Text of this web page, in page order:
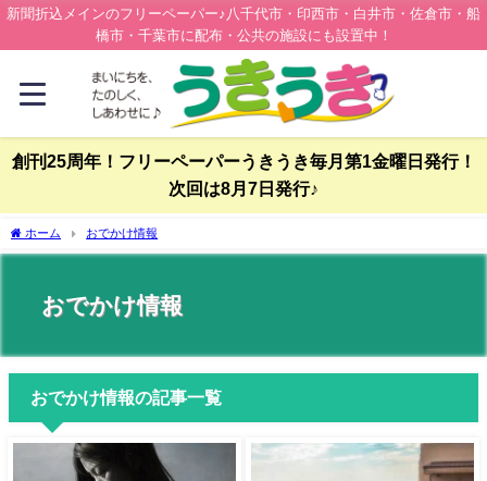
新聞折込メインのフリーペーパー♪八千代市・印西市・白井市・佐倉市・船
橋市・千葉市に配布・公共の施設にも設置中！
創刊25周年！フリーペーパーうきうき毎月第1金曜日発行！
次回は8月7日発行♪
ホーム おでかけ情報
おでかけ情報
おでかけ情報の記事一覧